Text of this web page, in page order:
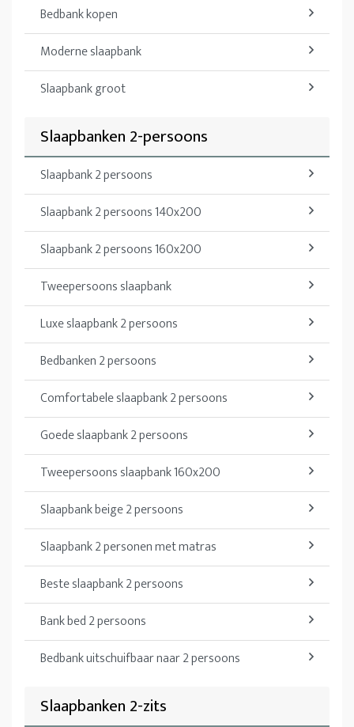
Bedbank kopen
Moderne slaapbank
Slaapbank groot
Slaapbanken 2-persoons
Slaapbank 2 persoons
Slaapbank 2 persoons 140x200
Slaapbank 2 persoons 160x200
Tweepersoons slaapbank
Luxe slaapbank 2 persoons
Bedbanken 2 persoons
Comfortabele slaapbank 2 persoons
Goede slaapbank 2 persoons
Tweepersoons slaapbank 160x200
Slaapbank beige 2 persoons
Slaapbank 2 personen met matras
Beste slaapbank 2 persoons
Bank bed 2 persoons
Bedbank uitschuifbaar naar 2 persoons
Slaapbanken 2-zits